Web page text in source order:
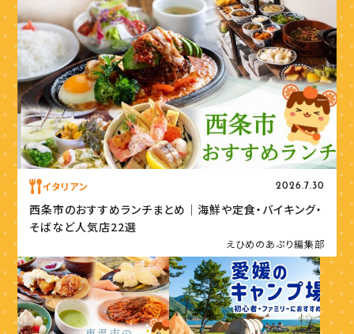
イタリアン 2026.7.30
西条市のおすすめランチまとめ｜海鮮や定食・バイキング・
そばなど人気店22選
えひめのあぷり編集部